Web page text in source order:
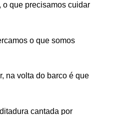
que precisamos cuidar
o que somos
na volta do barco é que
cantada por